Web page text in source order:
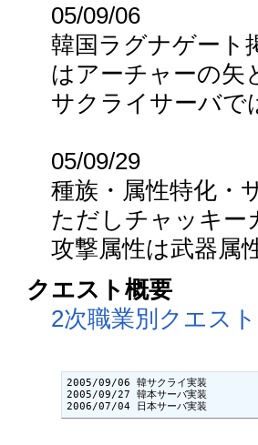
05/09/06
韓国ラグナゲート
はアーチャーの矢
サクライサーバで
05/09/29
種族・属性特化・
ただしチャッキー
攻撃属性は武器属
クエスト概要
2次職業別クエスト
2005/09/06 韓サクライ実装
2005/09/27 韓本サーバ実装
2006/07/04 日本サーバ実装